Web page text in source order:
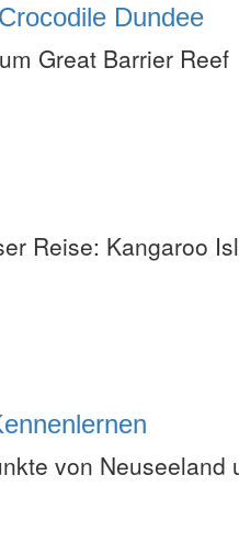
Dundee
Great Barrier Reef
Reise: Kangaroo
von Neuseeland